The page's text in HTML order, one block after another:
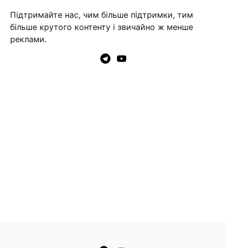
Підтримайте нас, чим більше підтримки, тим
більше крутого контенту і звичайно ж менше
реклами.